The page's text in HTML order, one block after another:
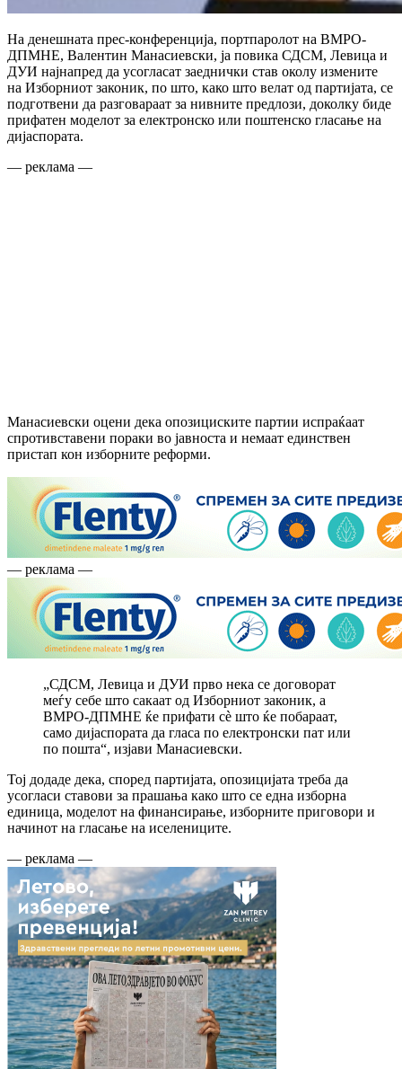
На денешната прес-конференција, портпаролот на ВМРО-
ДПМНЕ, Валентин Манасиевски, ја повика СДСМ, Левица и
ДУИ најнапред да усогласат заеднички став околу измените
на Изборниот законик, по што, како што велат од партијата, се
подготвени да разговараат за нивните предлози, доколку биде
прифатен моделот за електронско или поштенско гласање на
дијаспората.
— реклама —
Манасиевски оцени дека опозициските партии испраќаат
спротивставени пораки во јавноста и немаат единствен
пристап кон изборните реформи.
— реклама —
„СДСМ, Левица и ДУИ прво нека се договорат
меѓу себе што сакаат од Изборниот законик, а
ВМРО-ДПМНЕ ќе прифати сè што ќе побараат,
само дијаспората да гласа по електронски пат или
по пошта“, изјави Манасиевски.
Тој додаде дека, според партијата, опозицијата треба да
усогласи ставови за прашања како што се една изборна
единица, моделот на финансирање, изборните приговори и
начинот на гласање на иселениците.
— реклама —